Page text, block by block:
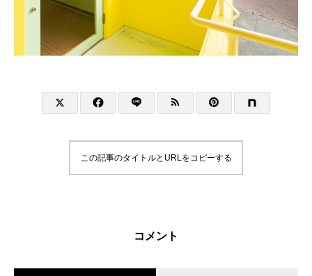
この記事のタイトルとURLをコピーする
コメント